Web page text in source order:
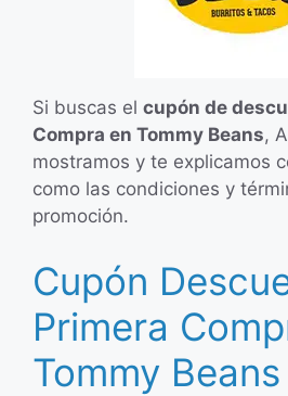
Si buscas el cupón de
Compra en Tommy Beans,
mostramos y te explicamos
como las condiciones y
promoción.
Cupón
Primera
Tommy